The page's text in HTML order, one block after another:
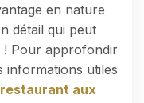
en nature
détail qui peut
Pour approfondir
informations utiles
aux